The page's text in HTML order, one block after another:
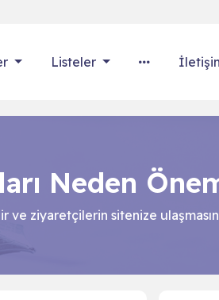
Listeler
Neden
ziyaretçilerin sitenize